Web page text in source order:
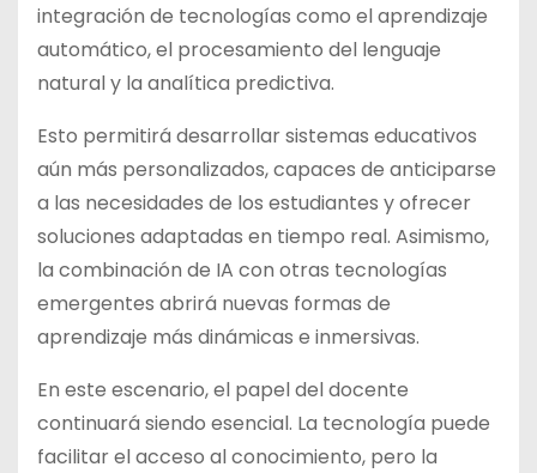
integración de tecnologías como el aprendizaje
automático, el procesamiento del lenguaje
natural y la analítica predictiva.
Esto permitirá desarrollar sistemas educativos
aún más personalizados, capaces de anticiparse
a las necesidades de los estudiantes y ofrecer
soluciones adaptadas en tiempo real. Asimismo,
la combinación de IA con otras tecnologías
emergentes abrirá nuevas formas de
aprendizaje más dinámicas e inmersivas.
En este escenario, el papel del docente
continuará siendo esencial. La tecnología puede
facilitar el acceso al conocimiento, pero la